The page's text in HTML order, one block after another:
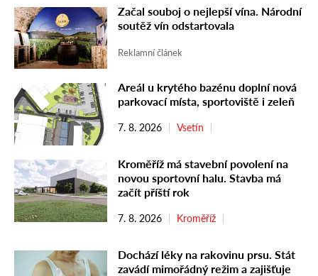
Začal souboj o nejlepší vína. Národní
soutěž vín odstartovala
Reklamní článek
Areál u krytého bazénu doplní nová
parkovací místa, sportoviště i zeleň
7. 8. 2026 Vsetín
Kroměříž má stavební povolení na
novou sportovní halu. Stavba má
začít příští rok
7. 8. 2026 Kroměříž
Dochází léky na rakovinu prsu. Stát
zavádí mimořádný režim a zajišťuje